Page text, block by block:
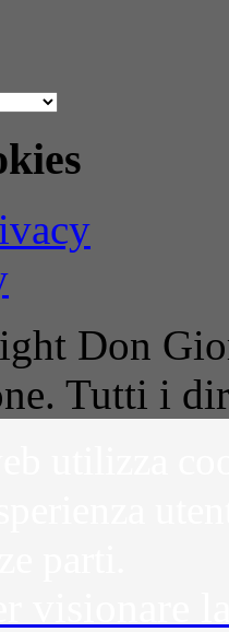
Don
Tutti i